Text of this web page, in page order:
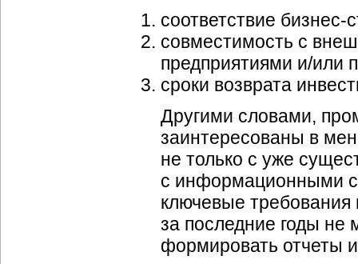
соответствие бизнес-
совместимость с
предприятиями и/или
сроки возврата
Другими словами,
заинтересованы в
не только с уже
с информационными
ключевые
за последние годы не
формировать отчеты